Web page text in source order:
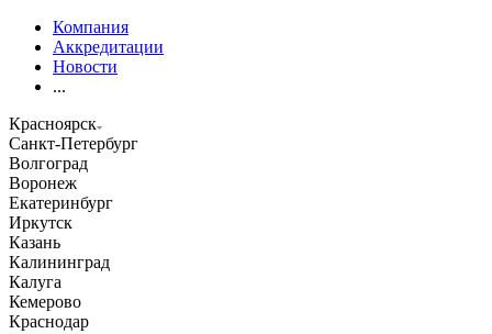
Компания
Аккредитации
Новости
...
Красноярск
Санкт-Петербург
Волгоград
Воронеж
Екатеринбург
Иркутск
Казань
Калининград
Калуга
Кемерово
Краснодар